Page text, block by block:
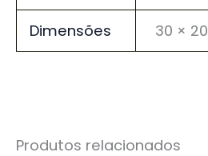
Dimensões 30 ×
Produtos relacionados